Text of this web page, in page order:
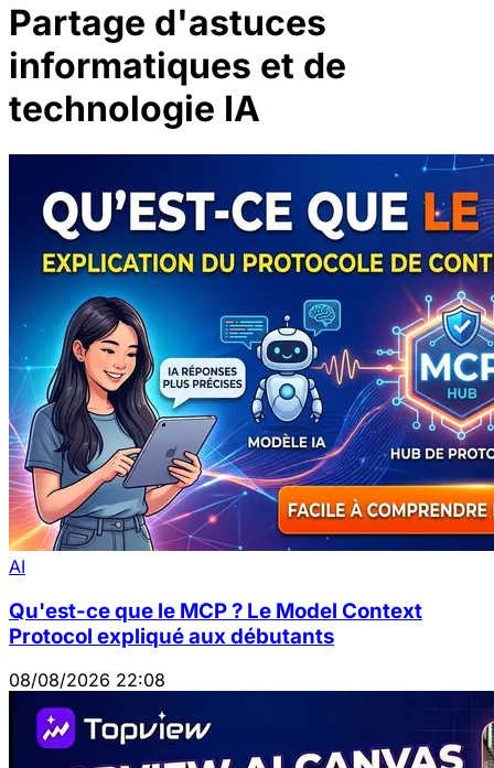
Partage d'astuces
informatiques et de
technologie IA
AI
Qu'est-ce que le MCP ? Le Model Context
Protocol expliqué aux débutants
08/08/2026 22:08